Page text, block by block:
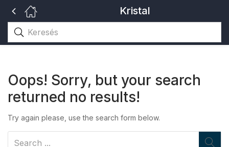
Kristal
Oops! Sorry, but your search
returned no results!
Try again please, use the search form below.